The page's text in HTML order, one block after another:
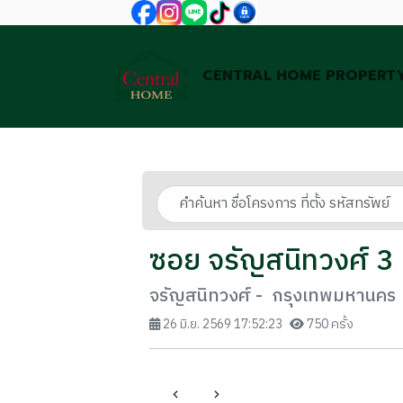
CENTRAL HOME
ซอย จรัญสนิทวงศ์ 3
จรัญสนิทวงศ์ - กรุงเทพมหานคร
26 มิ.ย. 2569 17:52:23 750 ครั้ง